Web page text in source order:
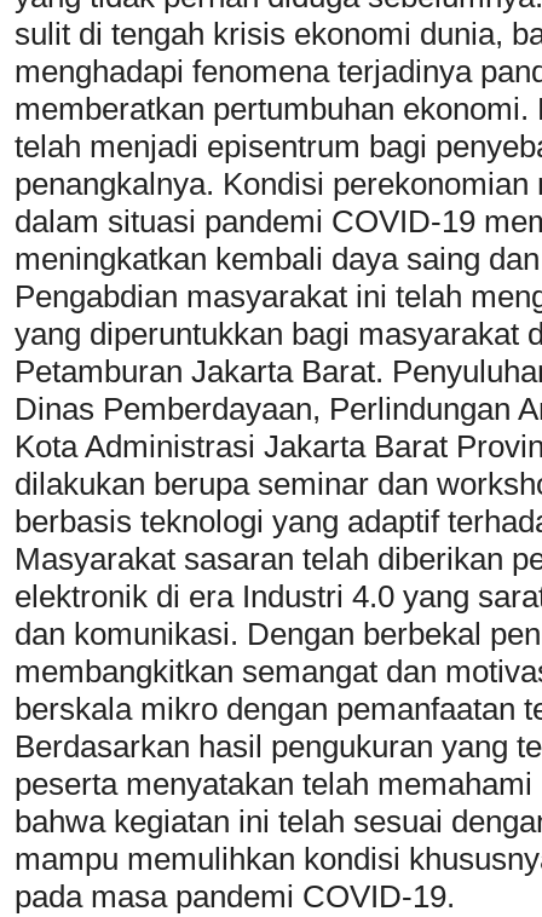
sulit di tengah krisis ekonomi dunia,
menghadapi fenomena terjadinya
memberatkan pertumbuhan
telah menjadi episentrum bagi
penangkalnya. Kondisi
dalam situasi pandemi COVID-19
meningkatkan kembali daya saing
Pengabdian masyarakat ini telah
yang diperuntukkan bagi masyarakat
Petamburan Jakarta Barat.
Dinas Pemberdayaan, Perlindungan
Kota Administrasi Jakarta Barat
dilakukan berupa seminar dan
berbasis teknologi yang adaptif
Masyarakat sasaran telah diberikan
elektronik di era Industri 4.0 yang
dan komunikasi. Dengan berbekal
membangkitkan semangat dan
berskala mikro dengan pemanfaatan
Berdasarkan hasil pengukuran yang
peserta menyatakan telah
bahwa kegiatan ini telah sesuai
mampu memulihkan kondisi
pada masa pandemi COVID-19.